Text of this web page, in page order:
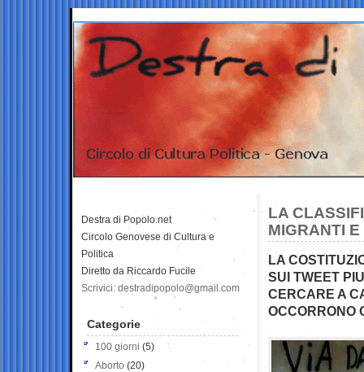
LA
MIGRANTI
LA
SUI TWEET
CERCARE A
OCCORRONO
Destra di Popolo.net
Circolo Genovese di Cultura e
Politica
Diretto da Riccardo Fucile
Scrivici: destradipopolo@gmail.com
Categorie
100 giorni (5)
Aborto (20)